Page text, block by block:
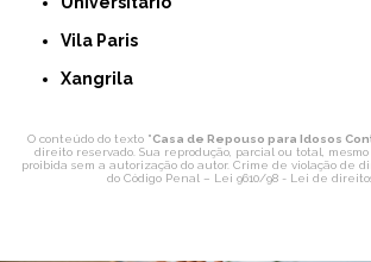
Vila Paris
Xangrila
O conteúdo do texto "Casa de Repouso para Idosos
direito reservado. Sua reprodução, parcial ou total, mesmo
proibida sem a autorização do autor. Crime de violação de
do Código Penal – Lei 9610/98 - Lei de